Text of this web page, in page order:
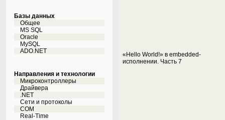
Базы данных
Общее
MS SQL
Oracle
MySQL
ADO.NET
Направления и технологии
Микроконтроллеры
Драйвера
.NET
Сети и протоколы
COM
Real-Time
«Hello World!» в embedded-
исполнении. Часть 7